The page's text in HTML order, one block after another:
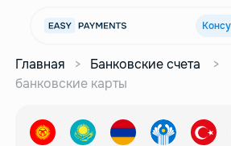
Главная > Банковские счета >
банковские карты